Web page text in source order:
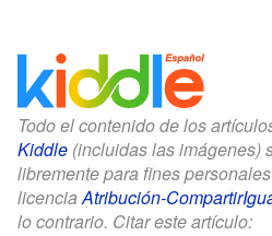
Todo el contenido de los
Kiddle (incluidas las imágenes)
libremente para fines
licenciaAtribución-
lo contrario. Citar este artículo: